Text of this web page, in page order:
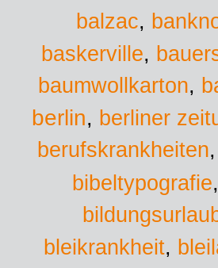
balzac,
baskerville,
baumwollkarton,
berlin, berliner
berufskrankheiten
bibeltypografie
bleikrankheit,